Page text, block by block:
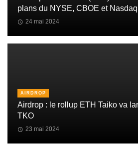
plans du NYSE, CBOE et Nasdaq
24 mai 2024
AIRDROP
Airdrop : le rollup ETH Taiko va
TKO
23 mai 2024